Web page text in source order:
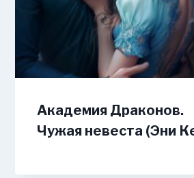
Академия Драконов.
Чужая невеста (Эни